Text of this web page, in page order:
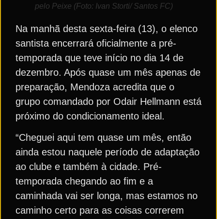
pelo Peixe (Foto: Ivan Storti/ Santos FC)
Na manhã desta sexta-feira (13), o elenco
santista encerrará oficialmente a pré-
temporada que teve início no dia 14 de
dezembro. Após quase um mês apenas de
preparação, Mendoza acredita que o
grupo comandado por Odair Hellmann está
próximo do condicionamento ideal.
“Cheguei aqui tem quase um mês, então
ainda estou naquele período de adaptação
ao clube e também à cidade. Pré-
temporada chegando ao fim e a
caminhada vai ser longa, mas estamos no
caminho certo para as coisas correrem